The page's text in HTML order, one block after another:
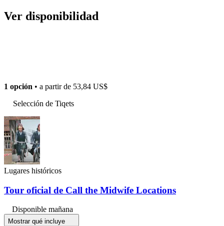
Ver disponibilidad
1 opción • a partir de 53,84 US$
Selección de Tiqets
Lugares históricos
Tour oficial de Call the Midwife Locations
Disponible mañana
Mostrar qué incluye